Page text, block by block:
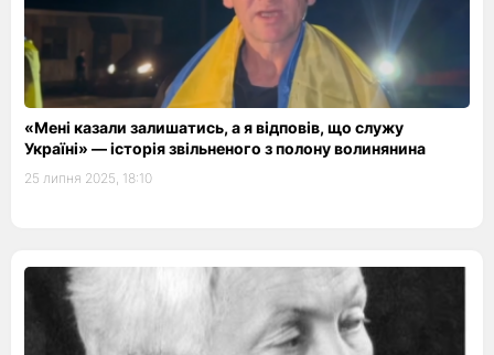
«Мені казали залишатись, а я відповів, що служу
Україні» — історія звільненого з полону волинянина
25 липня 2025, 18:10